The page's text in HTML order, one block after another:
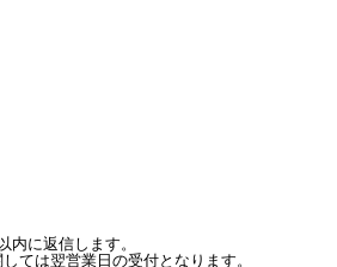
に返信します。
ては翌営業日の受付となります。